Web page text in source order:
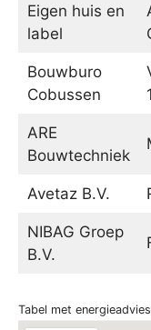
Eigen huis en
label
Bouwburo
Cobussen
1
ARE
Bouwtechniek
Avetaz B.V.
NIBAG Groep
B.V.
Tabel met